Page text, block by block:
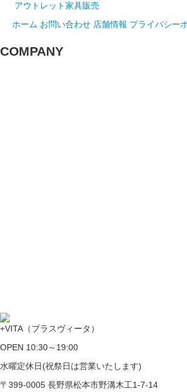
アウトレット家具販売
ホーム お問い合わせ 店舗情報 プライバシー
COMPANY
+VITA（プラスヴィータ）
OPEN 10:30～19:00
水曜定休日(祝祭日は営業いたします)
〒399-0005 長野県松本市野溝木工1-7-14